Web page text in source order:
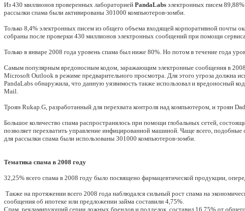
Из 430 миллионов проверенных лабораторией PandaLabs электронных писем
рассылки спама были активированы 301000 компьютеров-зомби.
Только 8,4% электронных писем из общего объема входящей корпоративной почты
собраны после проверки 430 миллионов электронных сообщений при помощи
Только в январе 2008 года уровень спама был ниже 80%. Но потом в течение года
Самым популярным вредоносным кодом, заражающим электронные сообщения в 2008
Microsoft Outlook в режиме предварительного просмотра. Для этого угроза должна
PandaLabs обнаружила, что данную уязвимость также использовал и вредоносный
Mail.
Троян Rukap.G, разработанный для перехвата контроля над компьютером, и троян
Большое количество спама распространялось при помощи глобальных сетей,
позволяет перехватить управление инфицированной машиной. Чаще всего,
для рассылки спама были использованы 301000 компьютеров-зомби.
Тематика спама в 2008 году
32,25% всего спама в 2008 году было посвящено фармацевтической продукции,
Также на протяжении всего 2008 года наблюдался сильный рост спама на
сообщения об ипотеке или предложении займа составили 4,75%.
Спам, рекламирующий серии ложных брендов и подделок, составил 16,75% от